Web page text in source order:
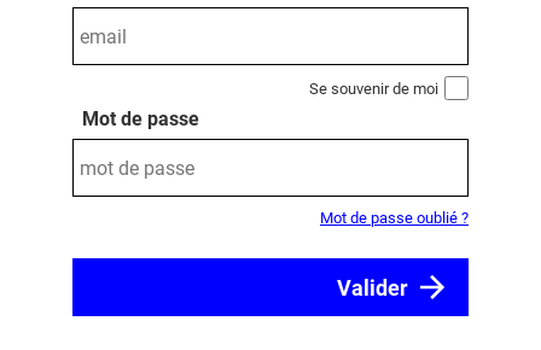
Se souvenir de moi
Mot de passe
Mot de passe oublié ?